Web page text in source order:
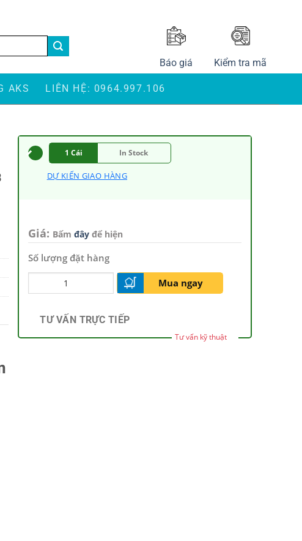
Báo giá Kiểm tra mã
AKS LIÊN HỆ: 0964.997.106
1 Cái In Stock
DỰ KIẾN GIAO HÀNG
Giá: Bấm đâyđể hiện
Số lượng đặt hàng
Mua ngay
TƯ VẤN TRỰC TIẾP
Tư vấn kỹ thuật